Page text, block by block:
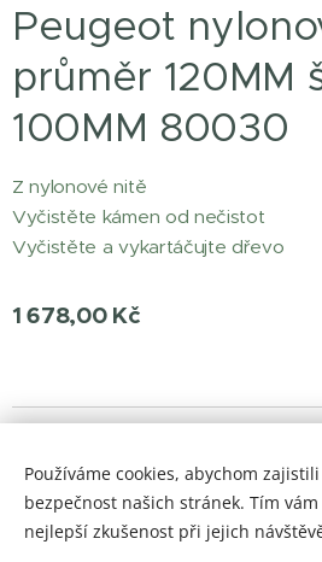
Peugeot
průměr 120MM
100MM 80030
Z nylonové nitě
Vyčistěte kámen od nečistot
Vyčistěte a vykartáčujte dřevo
1 678,00Kč
barvylaky.net
Používáme cookies, abychom
bezpečnost našich stránek. Tím
nejlepší zkušenost při jejich